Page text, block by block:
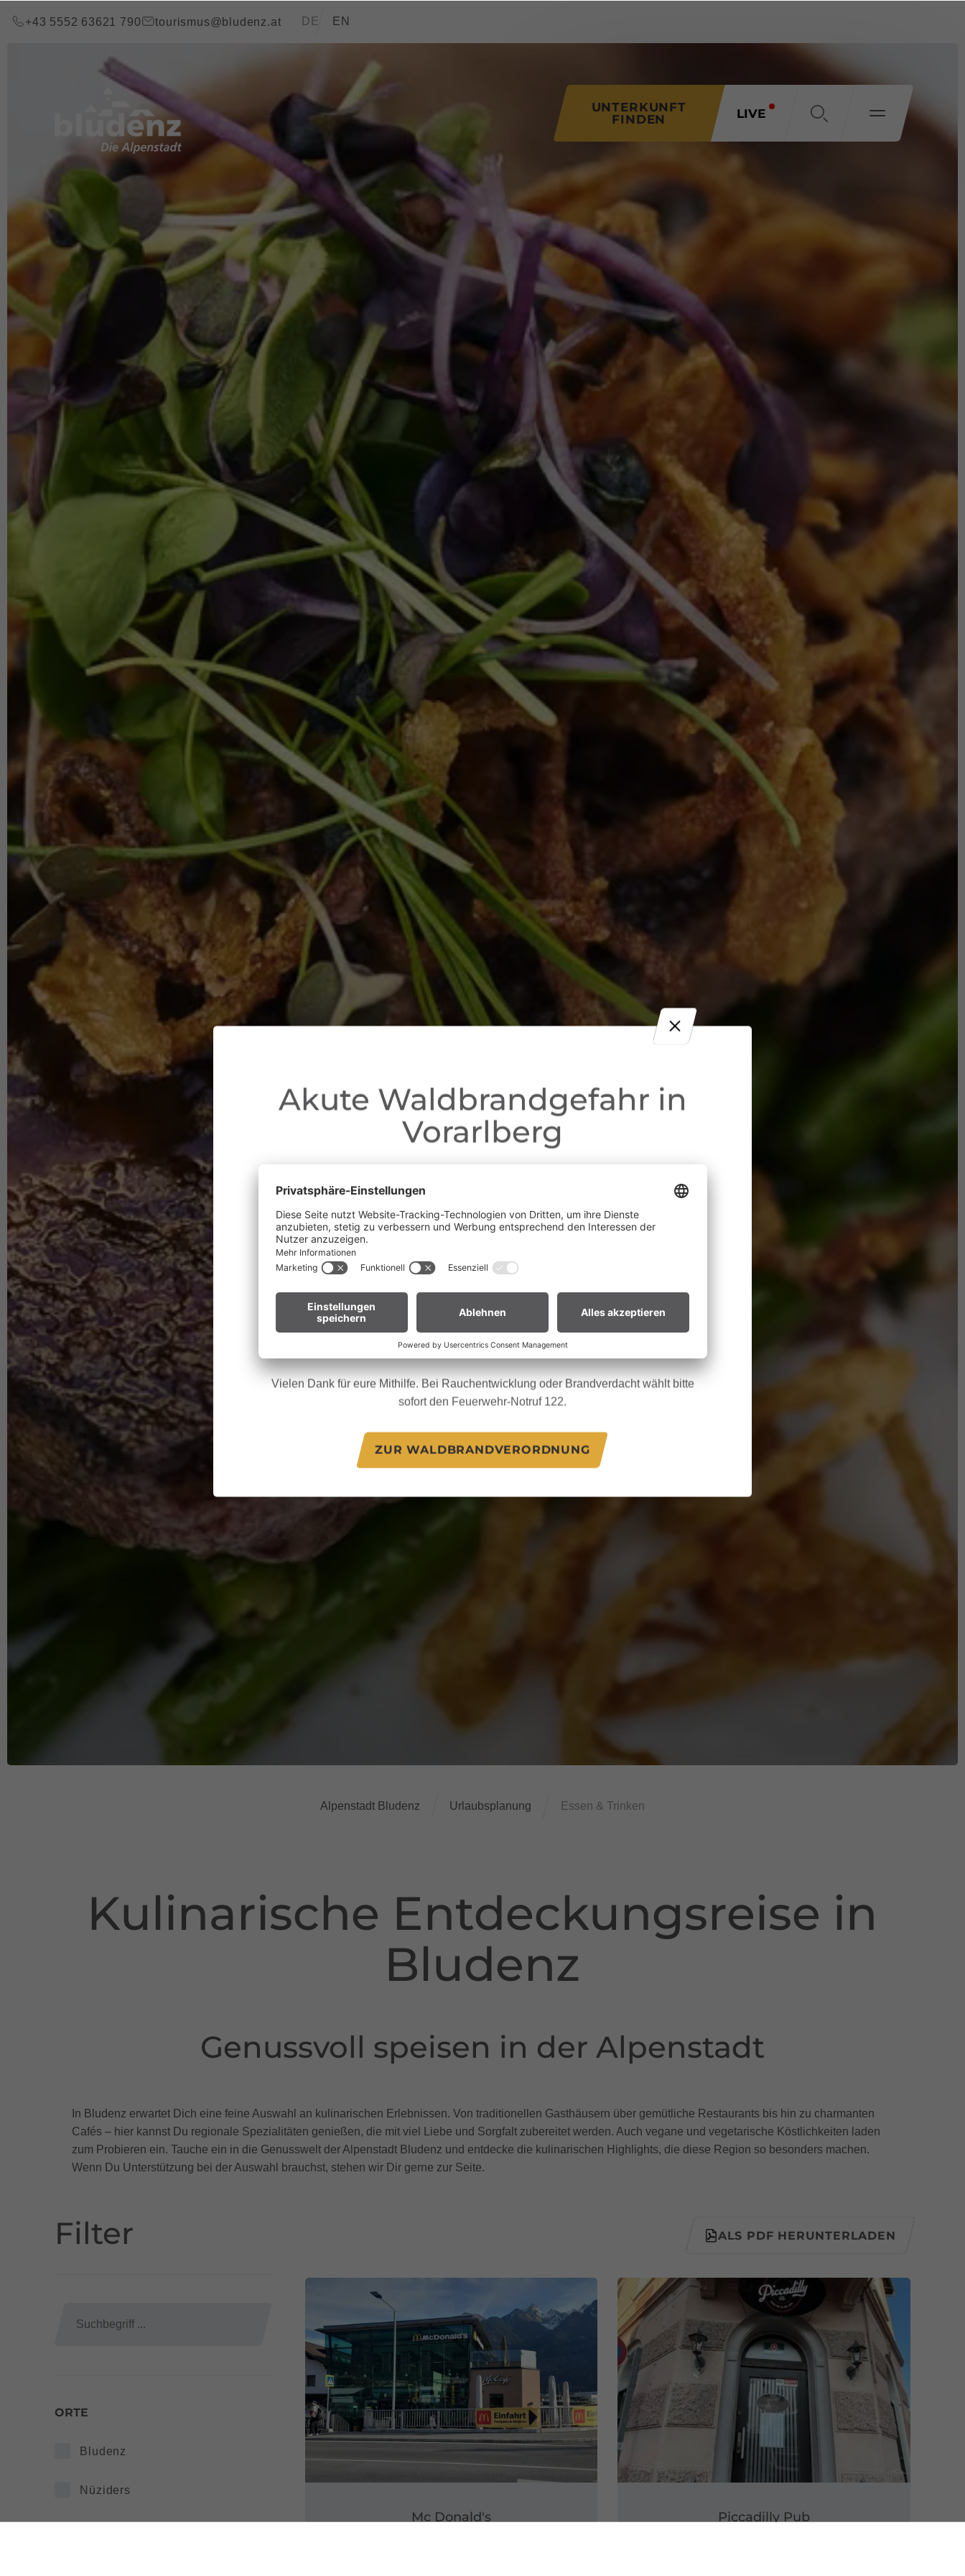
+43 5552 63621 790
tourismus@bludenz.at DE EN
UNTERKUNFT
FINDEN
LIVE
Alpenstadt Bludenz Urlaubsplanung Essen & Trinken
Kulinarische Entdeckungsreise in
Bludenz
Genussvoll speisen in der Alpenstadt
In Bludenz erwartet Dich eine feine Auswahl an kulinarischen Erlebnissen. Von traditionellen Gasthäusern über gemütliche Restaurants bis hin zu charmanten
Cafés – hier kannst Du regionale Spezialitäten genießen, die mit viel Liebe und Sorgfalt zubereitet werden. Auch vegane und vegetarische Köstlichkeiten laden
zum Probieren ein. Tauche ein in die Genusswelt der Alpenstadt Bludenz und entdecke die kulinarischen Highlights, die diese Region so besonders machen.
Wenn Du Unterstützung bei der Auswahl brauchst, stehen wir Dir gerne zur Seite.
Filter
ORTE
Bludenz
Nüziders
ALS PDF HERUNTERLADEN
Mc Donald's Piccadilly Pub
Akute Waldbrandgefahr in
Vorarlberg
aufgrund der anhaltenden Trockenheit gilt in
ganz Vorarlberg eine
Waldbrandverordnung
Waldnähe und in Uferzonen streng verboten.
Wir bitten euch um erhöhte Aufmerksamkeit und einen besonders rücksichtsvollen
Umgang mit der Natur.
Hinweis für Biker:innen:
Gras. Heiße Bremsscheiben können trockenes Gras entzünden.
Vielen Dank für eure Mithilfe. Bei Rauchentwicklung oder Brandverdacht wählt bitte
sofort den Feuerwehr-Notruf 122.
ZUR WALDBRANDVERORDNUNG